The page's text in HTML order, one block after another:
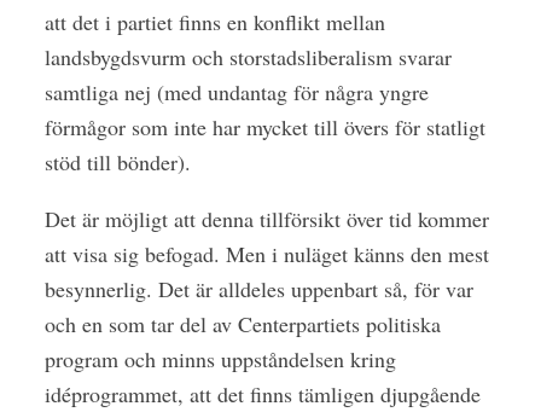
att det i partiet finns en konflikt mellan
landsbygdsvurm och storstadsliberalism svarar
samtliga nej (med undantag för några yngre
förmågor som inte har mycket till övers för statligt
stöd till bönder).
Det är möjligt att denna tillförsikt över tid kommer
att visa sig befogad. Men i nuläget känns den mest
besynnerlig. Det är alldeles uppenbart så, för var
och en som tar del av Centerpartiets politiska
program och minns uppståndelsen kring
idéprogrammet, att det finns tämligen djupgående